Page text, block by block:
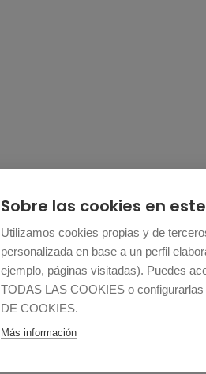
Sobre las cookies en
Utilizamos cookies propias y de
personalizada en base a un perfil
ejemplo, páginas visitadas). Puedes
TODAS LAS COOKIES o
DE COOKIES.
Más información